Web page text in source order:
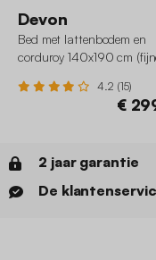
Devon
Bed met lattenbodem en
corduroy 140x190 cm
4.2 (15)
€
2 jaar garantie
De